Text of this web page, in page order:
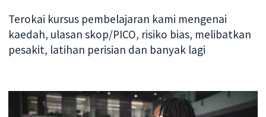
Terokai kursus pembelajaran kami mengenai
kaedah, ulasan skop/PICO, risiko bias, melibatkan
pesakit, latihan perisian dan banyak lagi